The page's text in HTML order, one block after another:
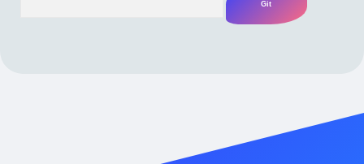
www.betexper.xyz/